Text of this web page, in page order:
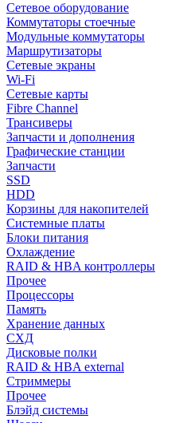
Сетевое оборудование
Коммутаторы стоечные
Модульные коммутаторы
Маршрутизаторы
Сетевые экраны
Wi-Fi
Сетевые карты
Fibre Channel
Трансиверы
Запчасти и дополнения
Графические станции
Запчасти
SSD
HDD
Корзины для накопителей
Системные платы
Блоки питания
Охлаждение
RAID & HBA контроллеры
Прочее
Процессоры
Память
Хранение данных
СХД
Дисковые полки
RAID & HBA external
Стриммеры
Прочее
Блэйд системы